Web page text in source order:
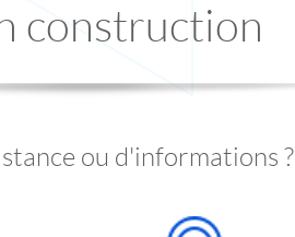
construction
ou d'informations ?